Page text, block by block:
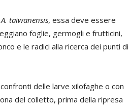
A. taiwanensis, essa deve essere
foglie, germogli e frutticini,
e le radici alla ricerca dei punti di
delle larve xilofaghe o con
del colletto, prima della ripresa